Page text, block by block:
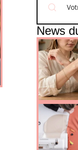
News